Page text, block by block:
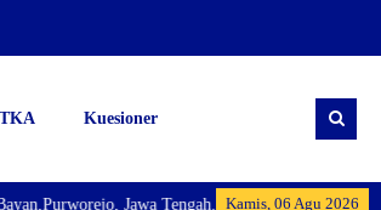
TKA Kuesioner
Kamis, 06 Agu 2026
Madrasah Aliyah Nuurul Waahid